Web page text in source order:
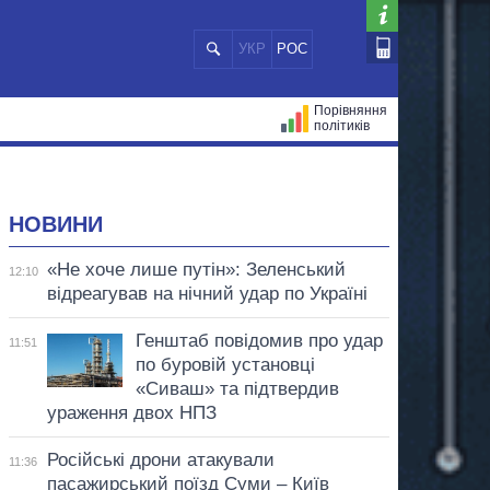
УКР РОС
Порівняння
політиків
НОВИНИ
12:10
«Не хоче лише путін»: Зеленський
відреагував на нічний удар по Україні
11:51
Генштаб повідомив про удар
по буровій установці
«Сиваш» та підтвердив
ураження двох НПЗ
11:36
Російські дрони атакували
пасажирський поїзд Суми – Київ